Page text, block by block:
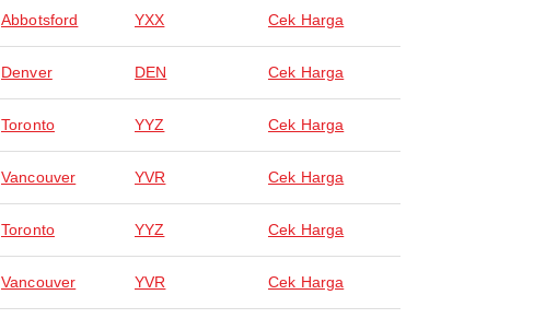
Abbotsford YXX Cek Harga
Denver DEN Cek Harga
Toronto YYZ Cek Harga
Vancouver YVR Cek Harga
Toronto YYZ Cek Harga
Vancouver YVR Cek Harga